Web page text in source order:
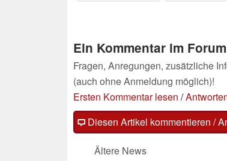
Ein Kommentar im Forum
Fragen, Anregungen, zusätzliche
(auch ohne Anmeldung möglich)!
Ersten Kommentar lesen /
Diesen Artikel kommentieren /
Ältere News